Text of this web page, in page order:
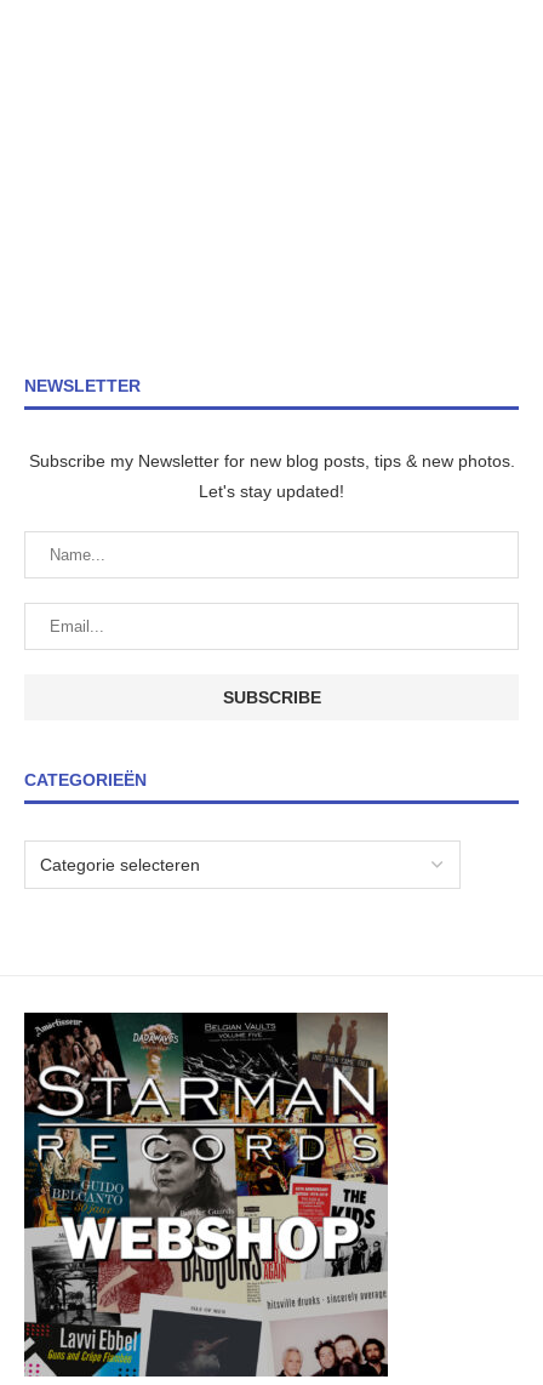
NEWSLETTER
Subscribe my Newsletter for new blog posts, tips & new photos.
Let's stay updated!
CATEGORIEËN